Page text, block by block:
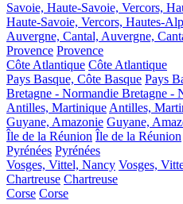
Savoie, Haute-Savoie, Vercors,
Haute-Savoie, Vercors, Hautes-
Auvergne, Cantal, Auvergne,
Provence Provence
Côte Atlantique Côte Atlantique
Pays Basque, Côte Basque Pays
Bretagne - Normandie Bretagne -
Antilles, MartiniqueAntilles,
Guyane, Amazonie Guyane,
Île de la Réunion Île de la Réunion
Pyrénées Pyrénées
Vosges, Vittel, Nancy Vosges,
Chartreuse Chartreuse
Corse Corse